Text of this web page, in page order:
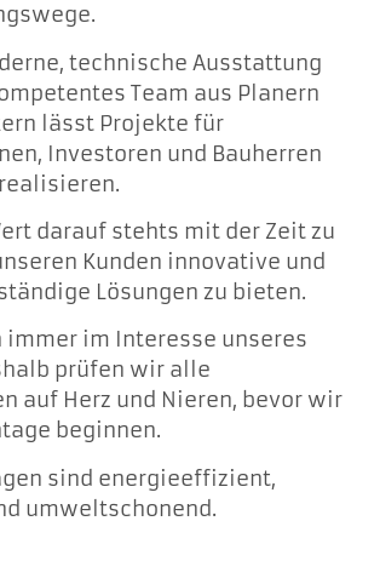
technische Ausstattung
Team aus Planern
lässt Projekte für
Investoren und Bauherren
darauf stehts mit der Zeit zu
Kunden innovative und
Lösungen zu bieten.
immer im Interesse unseres
prüfen wir alle
auf Herz und Nieren, bevor wir
beginnen.
sind energieeffizient,
umweltschonend.